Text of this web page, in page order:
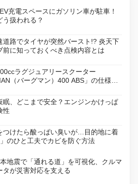
充電スペースにガソリン車が駐車！
う扱われる？
道路でタイヤが突然バースト!? 炎天下
前に知っておくべき点検内容とは
ラグジュアリースクーター
（バーグマン）400 ABS」の仕様を
18日に発売
眠、どこまで安全？エンジンかけっぱ
性
つけたら酸っぱい臭いが…目的地に着
のひと工夫でカビを防ぐ方法
地震で「通れる道」を可視化、クルマ
タが災害対応を支える